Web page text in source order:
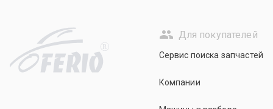
R
Для покупателей
Сервис поиска запчастей
Компании